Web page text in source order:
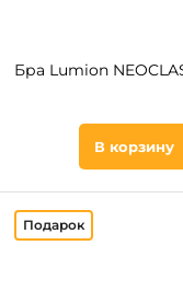
Цвет
Наличие
Бра Lumion
В корзину